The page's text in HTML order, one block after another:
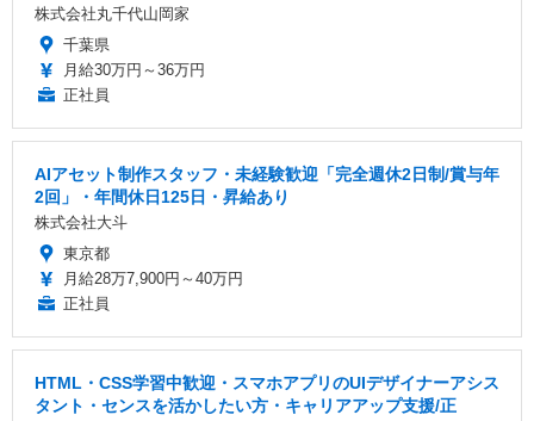
株式会社丸千代山岡家
千葉県
月給30万円～36万円
正社員
AIアセット制作スタッフ・未経験歓迎「完全週休2日制/賞与年
2回」・年間休日125日・昇給あり
株式会社大斗
東京都
月給28万7,900円～40万円
正社員
HTML・CSS学習中歓迎・スマホアプリのUIデザイナーアシス
タント・センスを活かしたい方・キャリアアップ支援/正